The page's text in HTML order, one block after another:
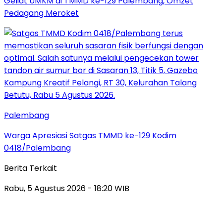
Pedagang Meroket
Palembang
Warga Apresiasi Satgas TMMD ke-129 Kodim
0418/Palembang
Berita Terkait
Rabu, 5 Agustus 2026 - 18:20 WIB